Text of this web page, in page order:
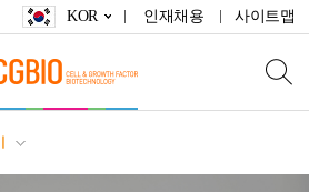
KOR 인재채용 사이트맵